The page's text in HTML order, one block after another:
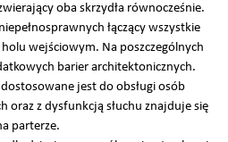
oba skrzydła równocześnie.
łączący wszystkie
wejściowym. Na poszczególnych
barier architektonicznych.
jest do obsługi osób
oraz z dysfunkcją słuchu znajduje się
parterze.